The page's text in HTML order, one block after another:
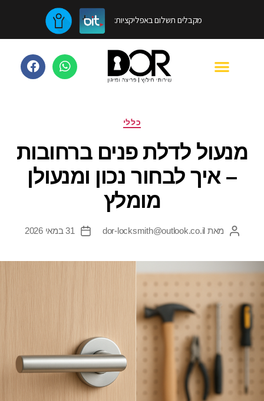
מקבלים תשלום באפליקציות:
כללי
מנעול לדלת פנים ברחובות
– איך לבחור נכון ומנעולן
מומלץ
מאת dor-locksmith@outlook.co.il 31 במאי 2026